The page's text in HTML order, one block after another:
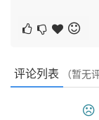
评论列表 （暂无